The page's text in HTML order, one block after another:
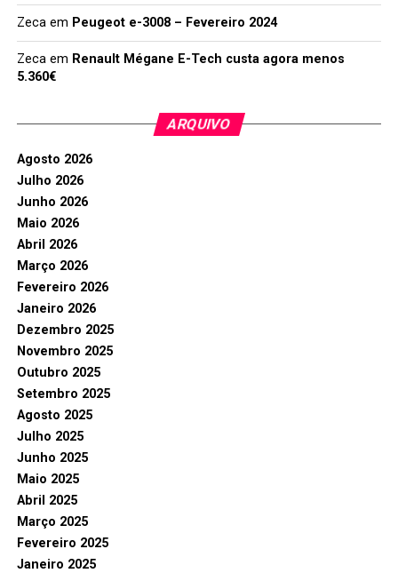
Zecaem Peugeot e-3008 – Fevereiro 2024
Zecaem Renault Mégane E-Tech custa agora menos
5.360€
ARQUIVO
Agosto 2026
Julho 2026
Junho 2026
Maio 2026
Abril 2026
Março 2026
Fevereiro 2026
Janeiro 2026
Dezembro 2025
Novembro 2025
Outubro 2025
Setembro 2025
Agosto 2025
Julho 2025
Junho 2025
Maio 2025
Abril 2025
Março 2025
Fevereiro 2025
Janeiro 2025